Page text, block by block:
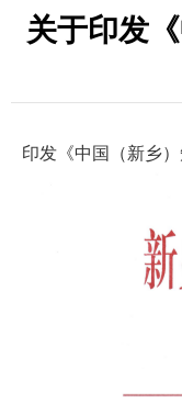
关于印发
印发《中国（新乡